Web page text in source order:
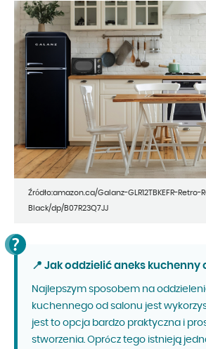
Źródło:amazon.ca/Galanz-GLR12TBKEFR-
Black/dp/B07R23Q7JJ
📍 Jak oddzielić aneks kuchenny
Najlepszym sposobem na
kuchennego od salonu jest
jest to opcja bardzo praktyczna i
stworzenia. Oprócz tego istnieją